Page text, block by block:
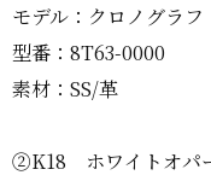
モデル：クロノグラフ
型番：8T63-0000
素材：SS/革
②K18 ホワイトオ